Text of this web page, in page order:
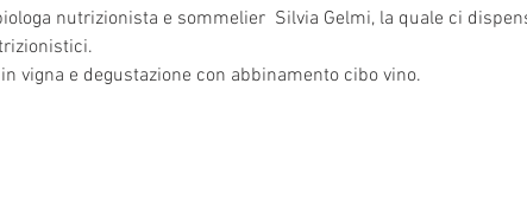
nutrizionista e sommelier  Silvia Gelmi, la quale ci
vigna e degustazione con abbinamento cibo vino.